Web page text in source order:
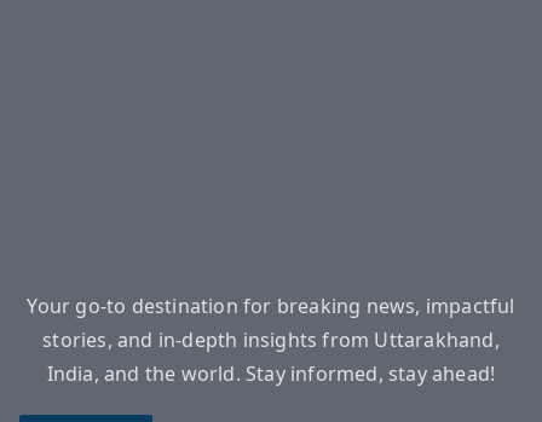
Your go-to destination for breaking news, impactful
stories, and in-depth insights from Uttarakhand,
India, and the world. Stay informed, stay ahead!